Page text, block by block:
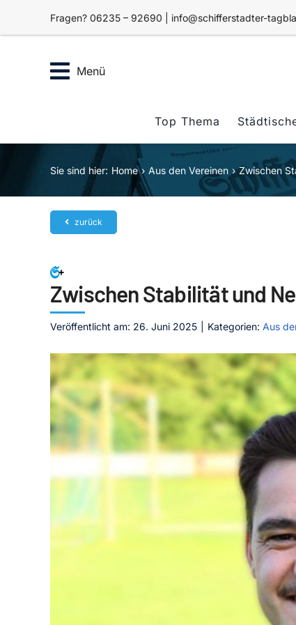
Fragen? 06235 – 92690 | info@schifferstadter-
Menü
Top Thema
Sie sind hier: Home Aus den Vereinen Zwischen
zurück
Zwischen Stabilität und
Veröffentlicht am: 26. Juni 2025 Kategorien: Aus